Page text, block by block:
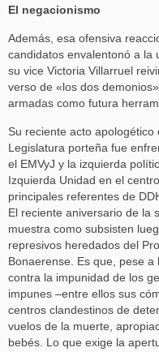
El negacionismo
Además, esa ofensiva
candidatos envalentonó a la
su vice Victoria Villarruel
verso de «los dos
armadas como futura
Su reciente acto
Legislatura porteña fue
el EMVyJ y la izquierda
Izquierda Unidad en el
principales referentes de
El reciente aniversario de la
muestra como subsisten
represivos heredados del
Bonaerense. Es que, pese
contra la impunidad de los
impunes –entre ellos sus
centros clandestinos de
vuelos de la muerte,
bebés. Lo que exige la